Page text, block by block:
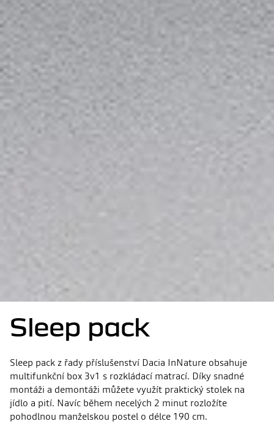
Sleep pack
Sleep pack z řady příslušenství Dacia InNature obsahuje
multifunkční box 3v1 s rozkládací matrací. Díky snadné
montáži a demontáži můžete využít praktický stolek na
jídlo a pití. Navíc během necelých 2 minut rozložíte
pohodlnou manželskou postel o délce 190 cm.